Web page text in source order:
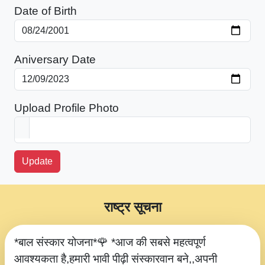
Date of Birth
Aniversary Date
Upload Profile Photo
Update
*बाल संस्कार योजना*🌹 *आज की सबसे महत्वपूर्ण
आवश्यकता है,हमारी भावी पीढ़ी संस्कारवान बने,,अपनी
राष्ट्र सूचना